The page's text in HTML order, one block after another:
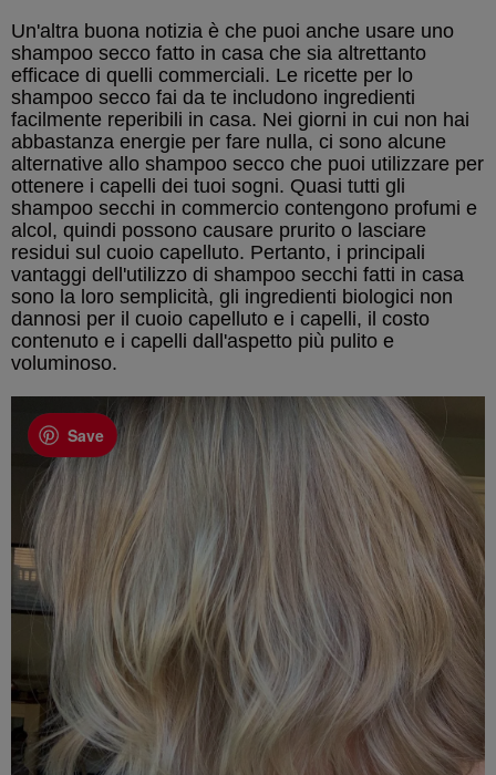
Un'altra buona notizia è che puoi anche usare uno
shampoo secco fatto in casa che sia altrettanto
efficace di quelli commerciali. Le ricette per lo
shampoo secco fai da te includono ingredienti
facilmente reperibili in casa. Nei giorni in cui non hai
abbastanza energie per fare nulla, ci sono alcune
alternative allo shampoo secco che puoi utilizzare per
ottenere i capelli dei tuoi sogni. Quasi tutti gli
shampoo secchi in commercio contengono profumi e
alcol, quindi possono causare prurito o lasciare
residui sul cuoio capelluto. Pertanto, i principali
vantaggi dell'utilizzo di shampoo secchi fatti in casa
sono la loro semplicità, gli ingredienti biologici non
dannosi per il cuoio capelluto e i capelli, il costo
contenuto e i capelli dall'aspetto più pulito e
voluminoso.
Save